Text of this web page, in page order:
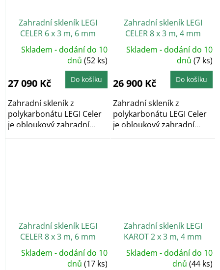
Zahradní skleník LEGI
CELER 6 x 3 m, 6 mm
Skladem - dodání do 10
dnů (52 ks)
27 090 Kč Do košíku
Zahradní skleník z
polykarbonátu LEGI Celer
je obloukový zahradní
skleník, který díky...
Zahradní skleník LEGI
CELER 8 x 3 m, 4 mm
Skladem - dodání do 10
dnů (7 ks)
26 900 Kč Do košíku
Zahradní skleník z
polykarbonátu LEGI Celer
je obloukový zahradní
skleník, který díky...
Zahradní skleník LEGI
CELER 8 x 3 m, 6 mm
Skladem - dodání do 10
dnů (17 ks)
Zahradní skleník LEGI
KAROT 2 x 3 m, 4 mm
Skladem - dodání do 10
dnů (44 ks)